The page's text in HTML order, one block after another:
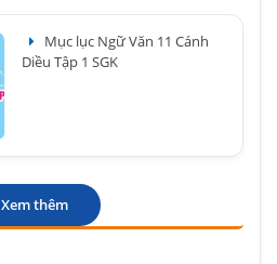
Mục lục Ngữ Văn 11 Cánh
Diều Tập 1 SGK
Xem thêm